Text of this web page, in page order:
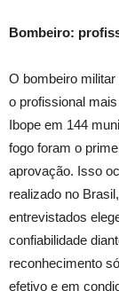
Bombeiro:
O bombeiro
o profissional
Ibope em 144
fogo foram o
aprovação. Isso
realizado no
entrevistados
confiabilidade
reconhecimento
efetivo e em